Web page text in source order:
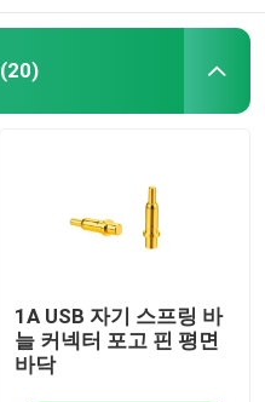
(20)
1A USB 자기 스프링 바
늘 커넥터 포고 핀 평면
바닥